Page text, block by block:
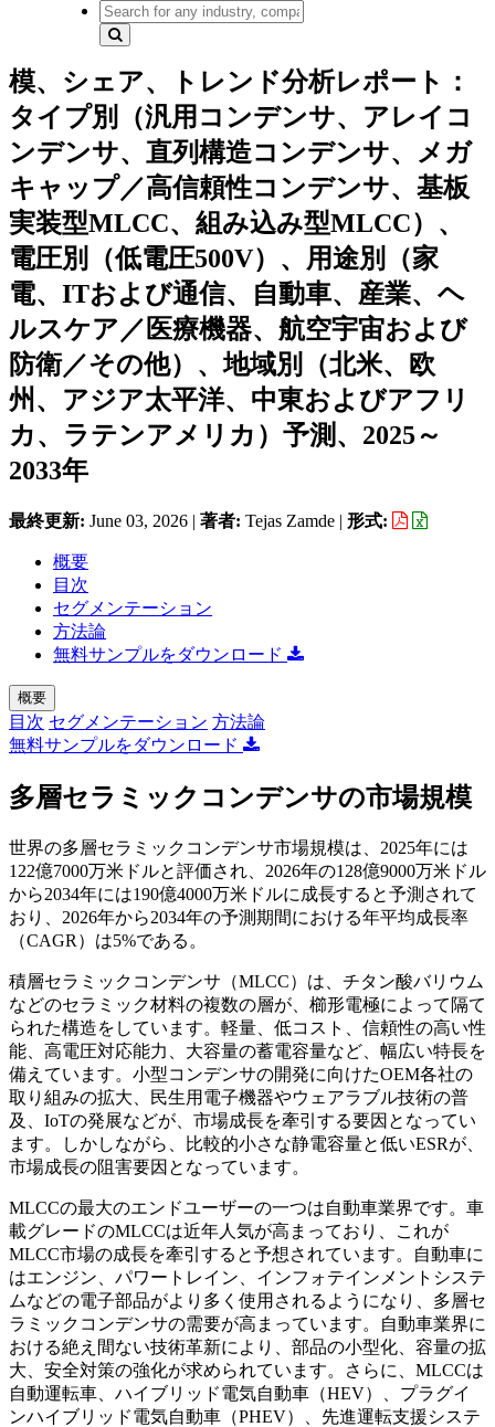
模、シェア、トレンド分析レポート：
タイプ別（汎用コンデンサ、アレイコ
ンデンサ、直列構造コンデンサ、メガ
キャップ／高信頼性コンデンサ、基板
実装型MLCC、組み込み型MLCC）、
電圧別（低電圧500V）、用途別（家
電、ITおよび通信、自動車、産業、ヘ
ルスケア／医療機器、航空宇宙および
防衛／その他）、地域別（北米、欧
州、アジア太平洋、中東およびアフリ
カ、ラテンアメリカ）予測、2025～
2033年
最終更新: June 03, 2026 | 著者: Tejas Zamde | 形式:
概要
目次
セグメンテーション
方法論
無料サンプルをダウンロード
概要
目次 セグメンテーション 方法論
無料サンプルをダウンロード
多層セラミックコンデンサの市場規模
世界の多層セラミックコンデンサ市場規模は、2025年には
122億7000万米ドルと評価され、2026年の128億9000万米ドル
から2034年には190億4000万米ドルに成長すると予測されて
おり、2026年から2034年の予測期間における年平均成長率
（CAGR）は5%である。
積層セラミックコンデンサ（MLCC）は、チタン酸バリウム
などのセラミック材料の複数の層が、櫛形電極によって隔て
られた構造をしています。軽量、低コスト、信頼性の高い性
能、高電圧対応能力、大容量の蓄電容量など、幅広い特長を
備えています。小型コンデンサの開発に向けたOEM各社の
取り組みの拡大、民生用電子機器やウェアラブル技術の普
及、IoTの発展などが、市場成長を牽引する要因となってい
ます。しかしながら、比較的小さな静電容量と低いESRが、
市場成長の阻害要因となっています。
MLCCの最大のエンドユーザーの一つは自動車業界です。車
載グレードのMLCCは近年人気が高まっており、これが
MLCC市場の成長を牽引すると予想されています。自動車に
はエンジン、パワートレイン、インフォテインメントシステ
ムなどの電子部品がより多く使用されるようになり、多層セ
ラミックコンデンサの需要が高まっています。自動車業界に
おける絶え間ない技術革新により、部品の小型化、容量の拡
大、安全対策の強化が求められています。さらに、MLCCは
自動運転車、ハイブリッド電気自動車（HEV）、プラグイ
ンハイブリッド電気自動車（PHEV）、先進運転支援システ